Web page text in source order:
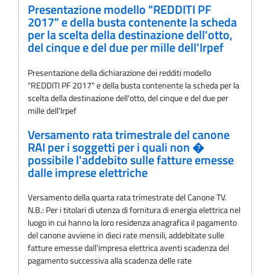
Presentazione modello "REDDITI PF
2017" e della busta contenente la scheda
per la scelta della destinazione dell'otto,
del cinque e del due per mille dell'Irpef
Presentazione della dichiarazione dei redditi modello
"REDDITI PF 2017" e della busta contenente la scheda per la
scelta della destinazione dell'otto, del cinque e del due per
mille dell'Irpef
Versamento rata trimestrale del canone
RAI per i soggetti per i quali non �
possibile l'addebito sulle fatture emesse
dalle imprese elettriche
Versamento della quarta rata trimestrate del Canone TV.
N.B.: Per i titolari di utenza di fornitura di energia elettrica nel
luogo in cui hanno la loro residenza anagrafica il pagamento
del canone avviene in dieci rate mensili, addebitate sulle
fatture emesse dall'impresa elettrica aventi scadenza del
pagamento successiva alla scadenza delle rate